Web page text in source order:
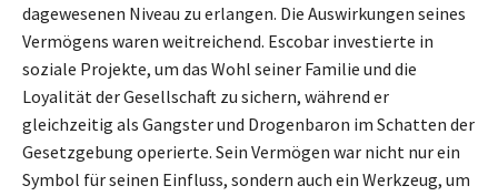
dagewesenen Niveau zu erlangen. Die Auswirkungen seines
Vermögens waren weitreichend. Escobar investierte in
soziale Projekte, um das Wohl seiner Familie und die
Loyalität der Gesellschaft zu sichern, während er
gleichzeitig als Gangster und Drogenbaron im Schatten der
Gesetzgebung operierte. Sein Vermögen war nicht nur ein
Symbol für seinen Einfluss, sondern auch ein Werkzeug, um